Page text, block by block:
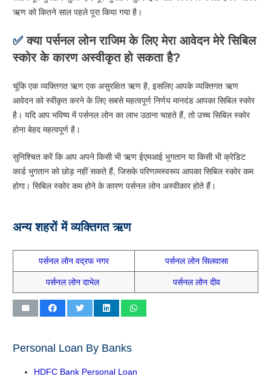
ऋण को कितने साल पहले पूरा किया गया है।
✅क्या पर्सनल लोन राजिम के लिए मेरा आवेदन मेरे सिबिल
स्कोर के कारण अस्वीकृत हो सकता है?
चूंकि एक व्यक्तिगत ऋण एक असुरक्षित ऋण है, इसलिए आपके व्यक्तिगत ऋण
आवेदन को स्वीकृत करने के लिए सबसे महत्वपूर्ण निर्णय मानदंड आपका सिबिल स्कोर
है। यदि आप भविष्य में पर्सनल लोन का लाभ उठाना चाहते हैं, तो उच्च सिबिल स्कोर
होना बेहद महत्वपूर्ण है।
सुनिश्चित करें कि आप अपने किसी भी ऋण ईएमआई भुगतान या किसी भी क्रेडिट
कार्ड भुगतान को छोड़ नहीं सकते हैं, जिसके परिणामस्वरूप आपका सिबिल स्कोर कम
होगा। सिबिल स्कोर कम होने के कारण पर्सनल लोन अस्वीकार होते हैं।
अन्य शहरों में व्यक्तिगत ऋण
पर्सनल लोन वद्रफ नगर पर्सनल लोन सिलवासा
पर्सनल लोन दाभेल पर्सनल लोन दीव
Personal Loan By Banks
HDFC Bank Personal Loan